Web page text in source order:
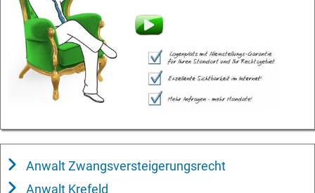
Anwalt Zwangsversteigerungsrecht
Anwalt Krefeld